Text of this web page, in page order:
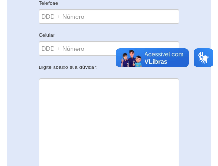
Telefone
Celular
Digite abaixo sua dúvida*: